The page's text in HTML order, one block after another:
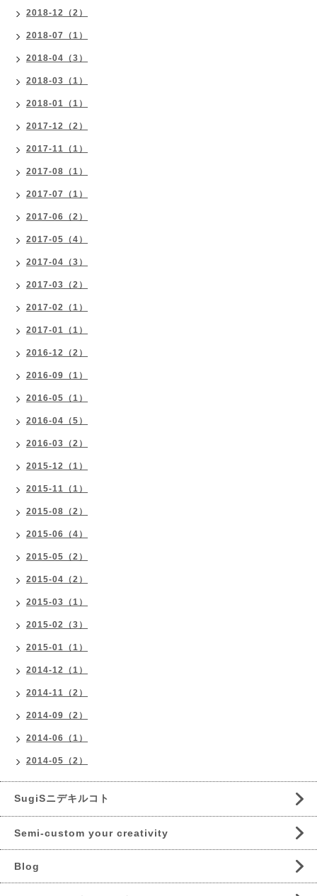
2018-12（2）
2018-07（1）
2018-04（3）
2018-03（1）
2018-01（1）
2017-12（2）
2017-11（1）
2017-08（1）
2017-07（1）
2017-06（2）
2017-05（4）
2017-04（3）
2017-03（2）
2017-02（1）
2017-01（1）
2016-12（2）
2016-09（1）
2016-05（1）
2016-04（5）
2016-03（2）
2015-12（1）
2015-11（1）
2015-08（2）
2015-06（4）
2015-05（2）
2015-04（2）
2015-03（1）
2015-02（3）
2015-01（1）
2014-12（1）
2014-11（2）
2014-09（2）
2014-06（1）
2014-05（2）
SugiSニデキルコト
Semi-custom your creativity
Blog